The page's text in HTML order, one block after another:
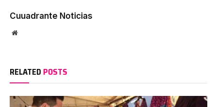
Cuuadrante Noticias
Website
RELATED POSTS